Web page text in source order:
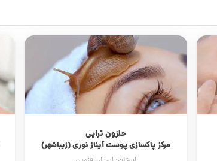
حلزون تراپی
مرکز پاکسازی پوست آیناز نوری (زیباشهر)